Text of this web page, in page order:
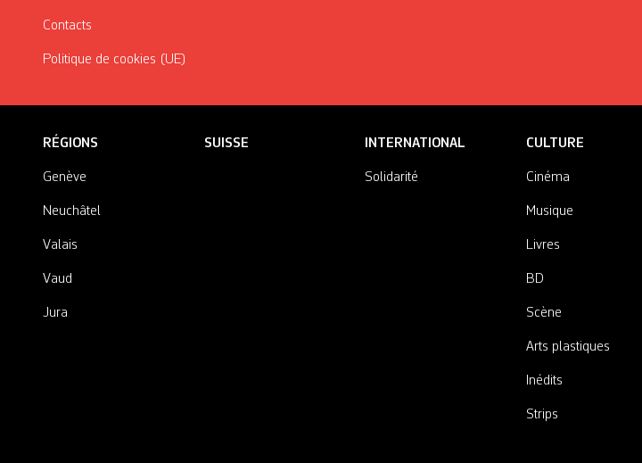
Contacts
Politique de cookies (UE)
RÉGIONS
Genève
Neuchâtel
Valais
Vaud
Jura
SUISSE INTERNATIONAL
Solidarité
CULTURE
Cinéma
Musique
Livres
BD
Scène
Arts plastiques
Inédits
Strips